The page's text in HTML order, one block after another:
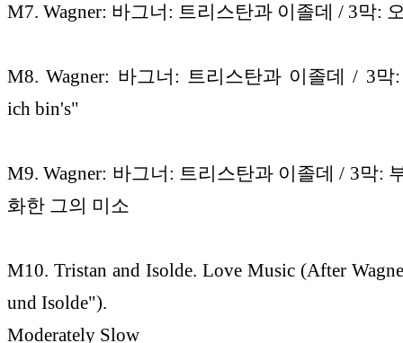
M7. Wagner: 바그너: 트리스탄과 이졸데 / 3막:
M8. Wagner: 바그너: 트리스탄과 이졸데 / 3막
ich bin's"
M9. Wagner: 바그너: 트리스탄과 이졸데 / 3막:
화한 그의 미소
M10. Tristan and Isolde. Love Music (After
und Isolde").
Moderately Slow